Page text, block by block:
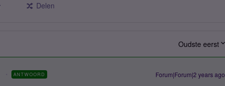
Delen
Oudste eerst
ANTWOORD Forum|Forum|2 years ago